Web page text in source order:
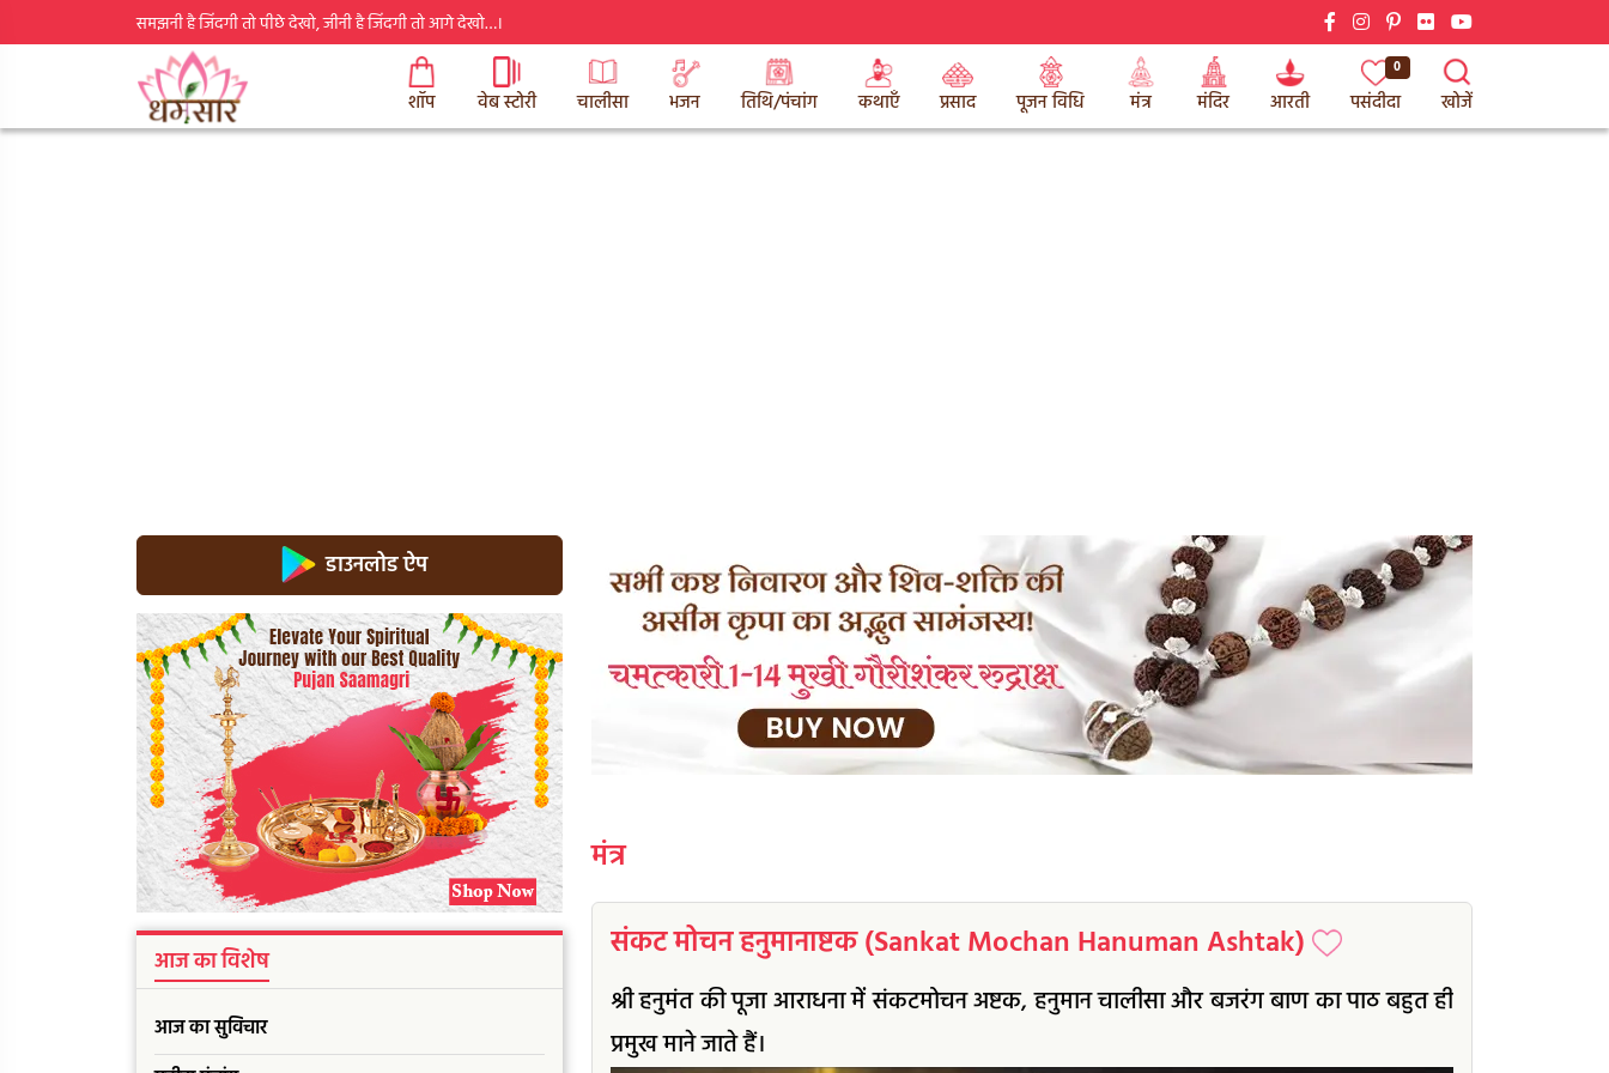
समझनी है जिंदगी तो पीछे देखो, जीनी है जिंदगी तो आगे देखो…।
शॉप वेब स्टोरी चालीसा भजन तिथि/पंचांग कथाएँ प्रसाद पूजन विधि मंत्र मंदिर आरती
0
पसंदीदा खोजें
डाउनलोड ऐप
आज का विशेष
आज का सुविचार
मंत्र
संकट मोचन हनुमानाष्टक (Sankat Mochan Hanuman Ashtak)
श्री हनुमंत की पूजा आराधना में संकटमोचन अष्टक, हनुमान चालीसा और बजरंग बाण का पाठ बहुत ही
प्रमुख माने जाते हैं।